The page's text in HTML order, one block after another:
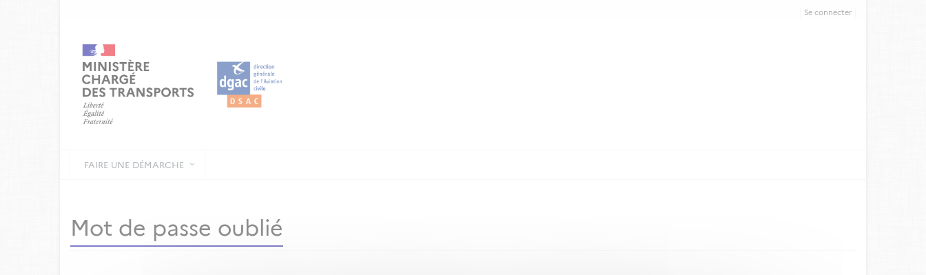
Se connecter
FAIRE UNE DÉMARCHE
Mot de passe oublié